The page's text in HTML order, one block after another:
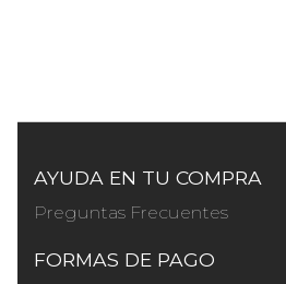
AYUDA EN TU COMPRA
Preguntas Frecuentes
FORMAS DE PAGO